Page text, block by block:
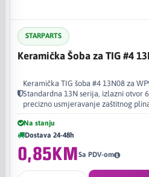
STARPARTS
Keramička Šoba za TIG #4
Keramička TIG šoba #4 13N08 za
Standardna 13N serija, izlazni otvor
precizno usmjeravanje zaštitnog
Na stanju
Dostava 24-48h
0,85KMSa PDV-om